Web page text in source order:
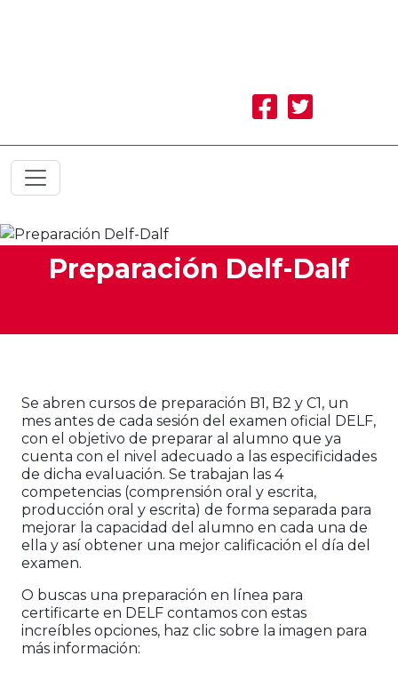
Preparación Delf-Dalf
Se abren cursos de preparación B1, B2 y C1, un
mes antes de cada sesión del examen oficial DELF,
con el objetivo de preparar al alumno que ya
cuenta con el nivel adecuado a las especificidades
de dicha evaluación. Se trabajan las 4
competencias (comprensión oral y escrita,
producción oral y escrita) de forma separada para
mejorar la capacidad del alumno en cada una de
ella y así obtener una mejor calificación el día del
examen.
O buscas una preparación en línea para
certificarte en DELF contamos con estas
increíbles opciones, haz clic sobre la imagen para
más información: